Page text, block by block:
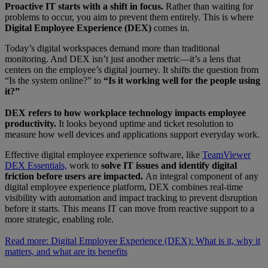
Proactive IT starts with a shift in focus. Rather than waiting for
problems to occur, you aim to prevent them entirely. This is where
Digital Employee Experience (DEX) comes in.
Today’s digital workspaces demand more than traditional
monitoring. And DEX isn’t just another metric—it’s a lens that
centers on the employee’s digital journey. It shifts the question from
“Is the system online?” to “Is it working well for the people using
it?”
DEX refers to how workplace technology impacts employee
productivity. It looks beyond uptime and ticket resolution to
measure how well devices and applications support everyday work.
Effective digital employee experience software, like TeamViewer
DEX Essentials, work to solve IT issues and identify digital
friction before users are impacted. An integral component of any
digital employee experience platform, DEX combines real-time
visibility with automation and impact tracking to prevent disruption
before it starts. This means IT can move from reactive support to a
more strategic, enabling role.
Read more: Digital Employee Experience (DEX): What is it, why it
matters, and what are its benefits